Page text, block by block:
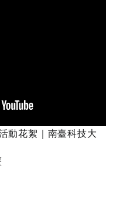
動花絮｜南臺科技大